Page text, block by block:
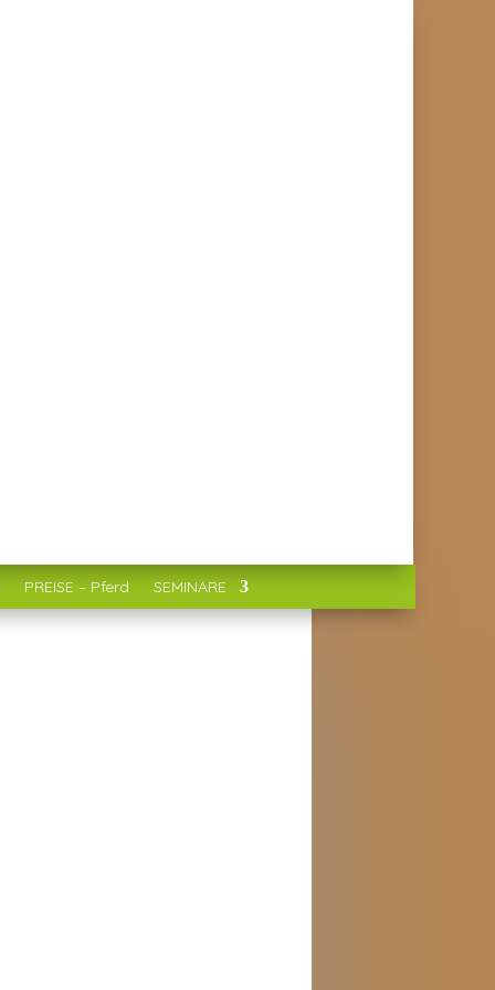
PREISE – Pferd SEMINARE